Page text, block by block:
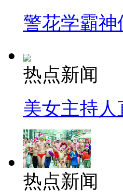
警花学霸
热点新闻
美女主持
热点新闻